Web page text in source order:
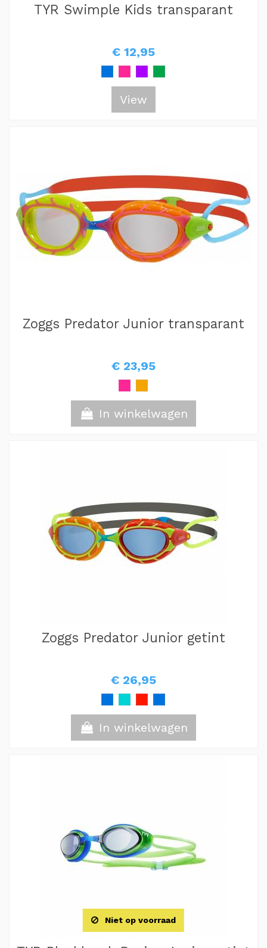
TYR Swimple Kids transparant
€ 12,95
View
Zoggs Predator Junior transparant
€ 23,95
In winkelwagen
Zoggs Predator Junior getint
€ 26,95
In winkelwagen
Niet op voorraad